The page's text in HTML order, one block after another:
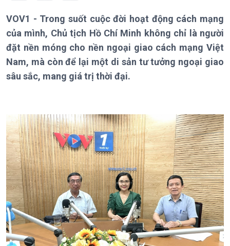
Thời sự 21h30
Bản tin
Chuyên mục
Theo dòng Thời sự
Chính trị
Tin Chính trị
Chính phủ với người dân
Quốc hội với cử tri
Xây dựng đảng
Đảng trong cuộc sống
Nhận diện sự thật
Pháp luật và đời sống
Thế giới
Tin thế giới
Vấn đề quốc tế
Hồ sơ sự kiện quốc tế
Thế giới & Việt Nam
Biên cương - Một dải vững
bền
VOV1 - Trong suốt cuộc đời hoạt động cách mạng
của mình, Chủ tịch Hồ Chí Minh không chỉ là người
đặt nền móng cho nền ngoại giao cách mạng Việt
Nam, mà còn để lại một di sản tư tưởng ngoại giao
sâu sắc, mang giá trị thời đại.